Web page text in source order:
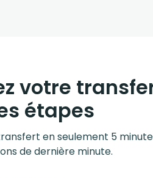
votre
étapes
en seulement 5
de dernière minute.